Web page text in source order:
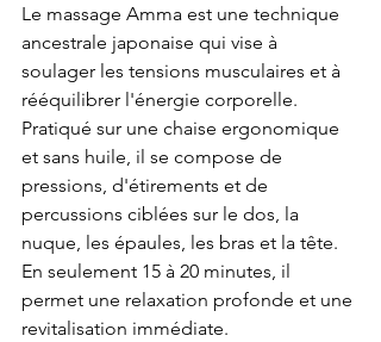
Le massage Amma est une technique
ancestrale japonaise qui vise à
soulager les tensions musculaires et à
rééquilibrer l'énergie corporelle.
Pratiqué sur une chaise ergonomique
et sans huile, il se compose de
pressions, d'étirements et de
percussions ciblées sur le dos, la
nuque, les épaules, les bras et la tête.
En seulement 15 à 20 minutes, il
permet une relaxation profonde et une
revitalisation immédiate.